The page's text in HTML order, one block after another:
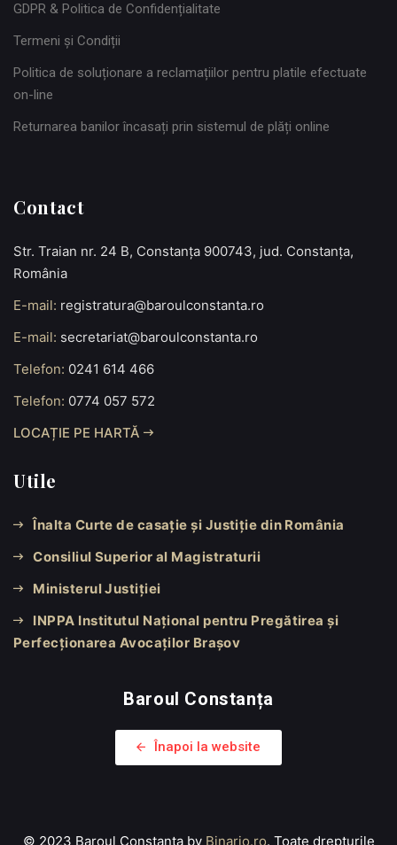
GDPR & Politica de Confidențialitate
Termeni și Condiții
Politica de soluționare a reclamațiilor pentru platile efectuate
on-line
Returnarea banilor încasați prin sistemul de plăți online
Contact
Str. Traian nr. 24 B, Constanța 900743, jud. Constanța,
România
E-mail: registratura@baroulconstanta.ro
E-mail: secretariat@baroulconstanta.ro
Telefon: 0241 614 466
Telefon: 0774 057 572
LOCAȚIE PE HARTĂ
Utile
Înalta Curte de casație și Justiție din România
Consiliul Superior al Magistraturii
Ministerul Justiției
INPPA Institutul Național pentru Pregătirea și
Perfecționarea Avocaților Brașov
Baroul Constanța
Înapoi la website
© 2023 Baroul Constanța by Binario.ro. Toate drepturile